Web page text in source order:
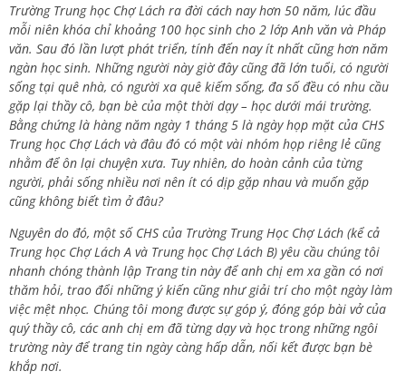
Trường Trung học Chợ Lách ra đời cách nay hơn 50 năm, lúc đầu
mỗi niên khóa chỉ khoảng 100 học sinh cho 2 lớp Anh văn và Pháp
văn. Sau đó lần lượt phát triển, tính đến nay ít nhất cũng hơn năm
ngàn học sinh. Những người này giờ đây cũng đã lớn tuổi, có người
sống tại quê nhà, có người xa quê kiếm sống, đa số đều có nhu cầu
gặp lại thầy cô, bạn bè của một thời dạy – học dưới mái trường.
Bằng chứng là hàng năm ngày 1 tháng 5 là ngày họp mặt của CHS
Trung học Chợ Lách và đâu đó có một vài nhóm họp riêng lẻ cũng
nhằm để ôn lại chuyện xưa. Tuy nhiên, do hoàn cảnh của từng
người, phải sống nhiều nơi nên ít có dịp gặp nhau và muốn gặp
cũng không biết tìm ở đâu?
Nguyên do đó, một số CHS của Trường Trung Học Chợ Lách (kể cả
Trung học Chợ Lách A và Trung học Chợ Lách B) yêu cầu chúng tôi
nhanh chóng thành lập Trang tin này để anh chị em xa gần có nơi
thăm hỏi, trao đổi những ý kiến cũng như giải trí cho một ngày làm
việc mệt nhọc. Chúng tôi mong được sự góp ý, đóng góp bài vở của
quý thầy cô, các anh chị em đã từng dạy và học trong những ngôi
trường này để trang tin ngày càng hấp dẫn, nối kết được bạn bè
khắp nơi.